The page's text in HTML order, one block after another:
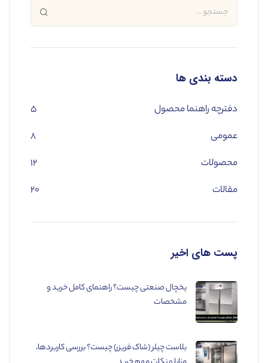
دسته بندی ها
دفترچه راهنما محصول
۵
عمومی
۸
محصولات
۱۲
مقالات
۲۰
پست های اخیر
یخچال صنعتی چیست؟ راهنمای کامل خرید و
مشخصات
بلاست چیلر (شاک فریزر) چیست؟ بررسی کاربردها،